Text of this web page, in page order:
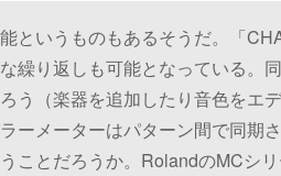
というものもあるそうだ。「
繰り返しも可能となっている。
う（楽器を追加したり音色をエ
ーメーターはパターン間で同期
ことだろうか。RolandのMCシ